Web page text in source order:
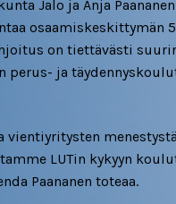
Jalo ja Anja
osaamiskeskittymän
on tiettävästi
perus- ja
vientiyritysten
LUTin kykyyn
Paananen toteaa.